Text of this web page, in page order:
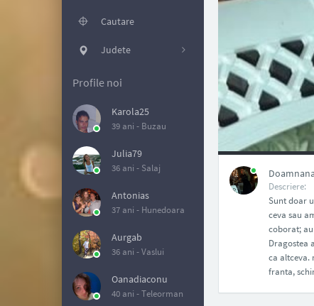
Cautare
Judete
Profile noi
Karola25
39 ani - Buzau
Julia79
36 ani - Salaj
Antonias
37 ani - Hunedoara
Aurgab
36 ani -Vaslui
Oanadiaconu
40 ani -Teleorman
Descriere:
Sunt doar
ceva sau
coborat;
Dragostea
ca altceva.
franta,